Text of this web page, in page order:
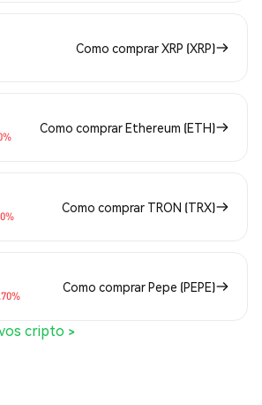
Como comprar XRP (XRP)
Como comprar Ethereum (ETH)
Como comprar TRON (TRX)
Como comprar Pepe (PEPE)
cripto >